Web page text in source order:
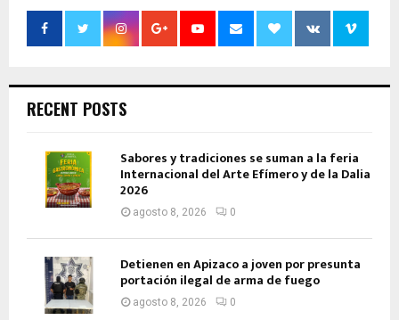
RECENT POSTS
Sabores y tradiciones se suman a la feria
Internacional del Arte Efímero y de la Dalia
2026
agosto 8, 2026 0
Detienen en Apizaco a joven por presunta
portación ilegal de arma de fuego
agosto 8, 2026 0